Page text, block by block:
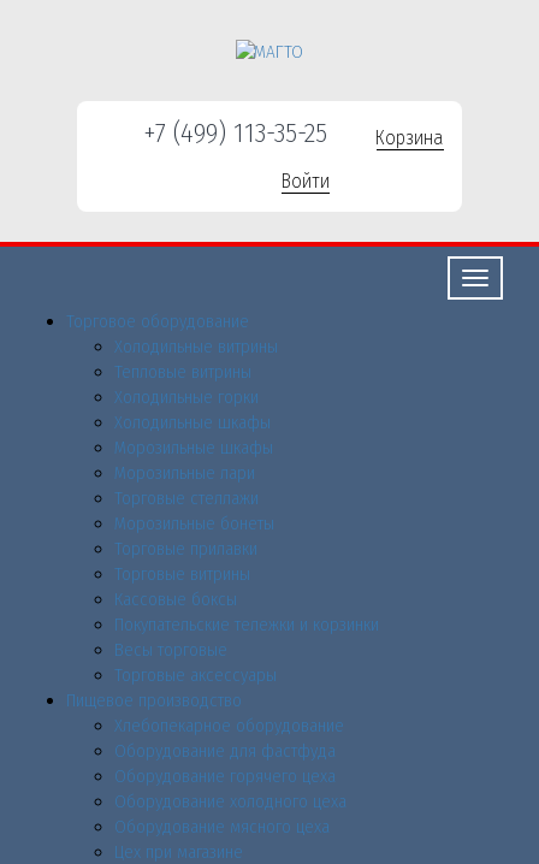
+7 (499) 113-35-25
Корзина
Войти
Свернуть/
Торговое оборудованиe
Холодильные витрины
Тепловые витрины
Холодильные горки
Холодильные шкафы
Морозильные шкафы
Морозильные лари
Торговые стеллажи
Морозильные бонеты
Торговые прилавки
Торговые витрины
Кассовые боксы
Покупательские тележки и корзинки
Весы торговые
Торговые аксессуары
Пищевое производство
Хлебопекарное оборудование
Оборудование для фастфуда
Оборудование горячего цеха
Оборудование холодного цеха
Оборудование мясного цеха
Цех при магазине